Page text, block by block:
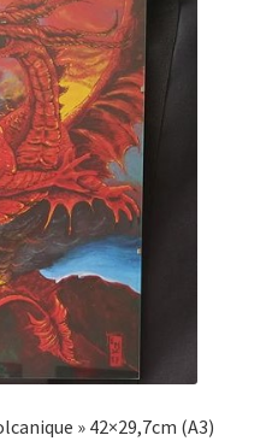
» 42×29,7cm (A3)